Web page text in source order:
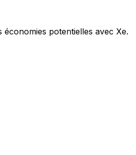
potentielles avec Xe.